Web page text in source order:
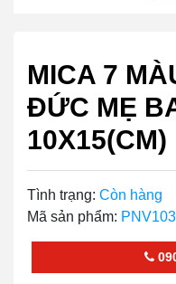
MICA 7
ĐỨC MẸ
10X15(CM)
Tình trạng: Còn hàng
Mã sản phẩm: